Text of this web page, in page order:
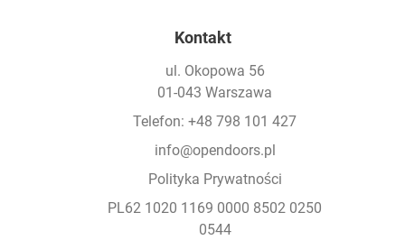
Kontakt
ul. Okopowa 56
01-043 Warszawa
Telefon: +48 798 101 427
info@opendoors.pl
Polityka Prywatności
PL62 1020 1169 0000 8502 0250
0544